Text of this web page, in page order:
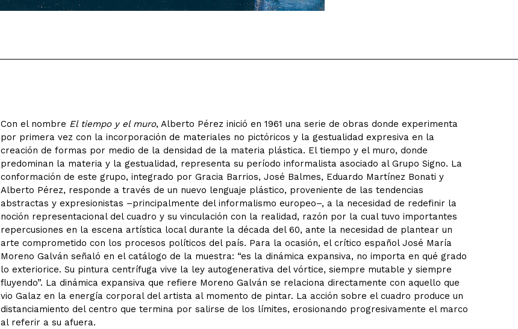
Con el nombre El tiempo y el muro, Alberto Pérez inició en 1961 una serie de obras donde experimenta
por primera vez con la incorporación de materiales no pictóricos y la gestualidad expresiva en la
creación de formas por medio de la densidad de la materia plástica. El tiempo y el muro, donde
predominan la materia y la gestualidad, representa su período informalista asociado al Grupo Signo. La
conformación de este grupo, integrado por Gracia Barrios, José Balmes, Eduardo Martínez Bonati y
Alberto Pérez, responde a través de un nuevo lenguaje plástico, proveniente de las tendencias
abstractas y expresionistas –principalmente del informalismo europeo–, a la necesidad de redefinir la
noción representacional del cuadro y su vinculación con la realidad, razón por la cual tuvo importantes
repercusiones en la escena artística local durante la década del 60, ante la necesidad de plantear un
arte comprometido con los procesos políticos del país. Para la ocasión, el crítico español José María
Moreno Galván señaló en el catálogo de la muestra: “es la dinámica expansiva, no importa en qué grado
lo exteriorice. Su pintura centrífuga vive la ley autogenerativa del vórtice, siempre mutable y siempre
fluyendo”. La dinámica expansiva que refiere Moreno Galván se relaciona directamente con aquello que
vio Galaz en la energía corporal del artista al momento de pintar. La acción sobre el cuadro produce un
distanciamiento del centro que termina por salirse de los límites, erosionando progresivamente el marco
al referir a su afuera.